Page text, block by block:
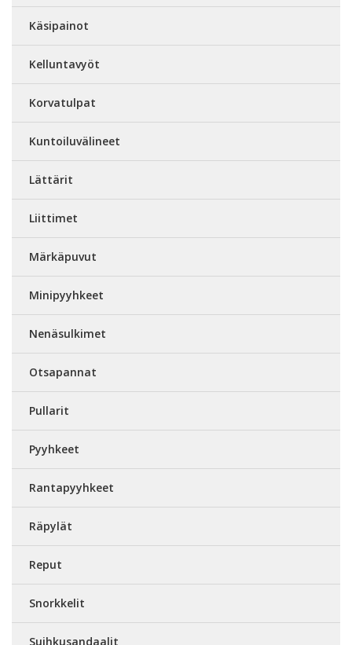
Käsipainot
Kelluntavyöt
Korvatulpat
Kuntoiluvälineet
Lättärit
Liittimet
Märkäpuvut
Minipyyhkeet
Nenäsulkimet
Otsapannat
Pullarit
Pyyhkeet
Rantapyyhkeet
Räpylät
Reput
Snorkkelit
Suihkusandaalit